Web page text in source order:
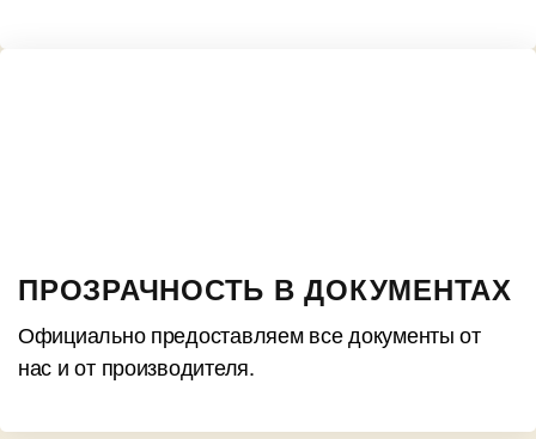
ПРОЗРАЧНОСТЬ В ДОКУМЕНТАХ
Официально предоставляем все документы от
нас и от производителя.